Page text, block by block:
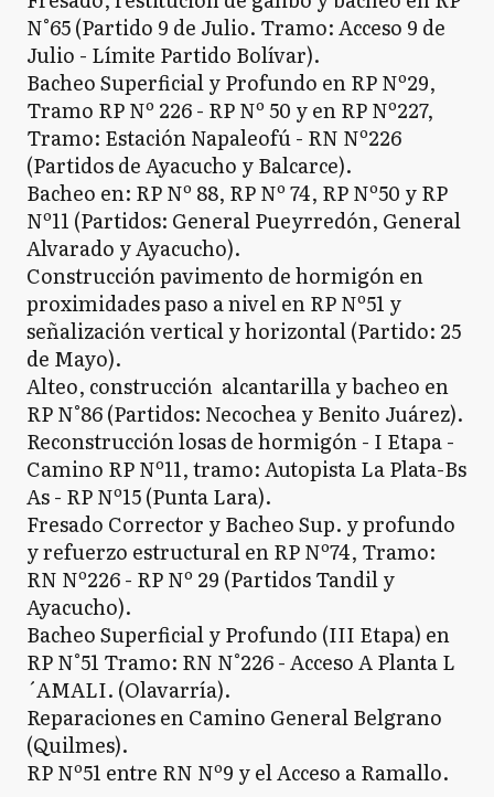
N°65 (Partido 9 de Julio. Tramo: Acceso 9 de
Julio - Límite Partido Bolívar).
Bacheo Superficial y Profundo en RP Nº29,
Tramo RP Nº 226 - RP Nº 50 y en RP Nº227,
Tramo: Estación Napaleofú - RN Nº226
(Partidos de Ayacucho y Balcarce).
Bacheo en: RP Nº 88, RP Nº 74, RP Nº50 y RP
Nº11 (Partidos: General Pueyrredón, General
Alvarado y Ayacucho).
Construcción pavimento de hormigón en
proximidades paso a nivel en RP Nº51 y
señalización vertical y horizontal (Partido: 25
de Mayo).
Alteo, construcción alcantarilla y bacheo en
RP N°86 (Partidos: Necochea y Benito Juárez).
Reconstrucción losas de hormigón - I Etapa -
Camino RP Nº11, tramo: Autopista La Plata-Bs
As - RP Nº15 (Punta Lara).
Fresado Corrector y Bacheo Sup. y profundo
y refuerzo estructural en RP Nº74, Tramo:
RN Nº226 - RP Nº 29 (Partidos Tandil y
Ayacucho).
Bacheo Superficial y Profundo (III Etapa) en
RP N°51 Tramo: RN N°226 - Acceso A Planta L
´AMALI. (Olavarría).
Reparaciones en Camino General Belgrano
(Quilmes).
RP Nº51 entre RN Nº9 y el Acceso a Ramallo.